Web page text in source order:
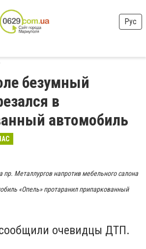
Рус
безумный
в
автомобиль
пр. Металлургов напротив мебельного салона
«Опель» протаранил припаркованный
очевидцы ДТП.